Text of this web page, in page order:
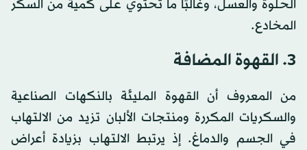
الحلوة والعسل، وغالبًا ما تحتوي على كمية من السكر
المخادع.
3. القهوة المضافة
من المعروف أن القهوة المليئة بالنكهات الصناعية
والسكريات المكررة ومنتجات الألبان تزيد من الالتهاب
في الجسم والدماغ. إذ يرتبط الالتهاب بزيادة أعراض